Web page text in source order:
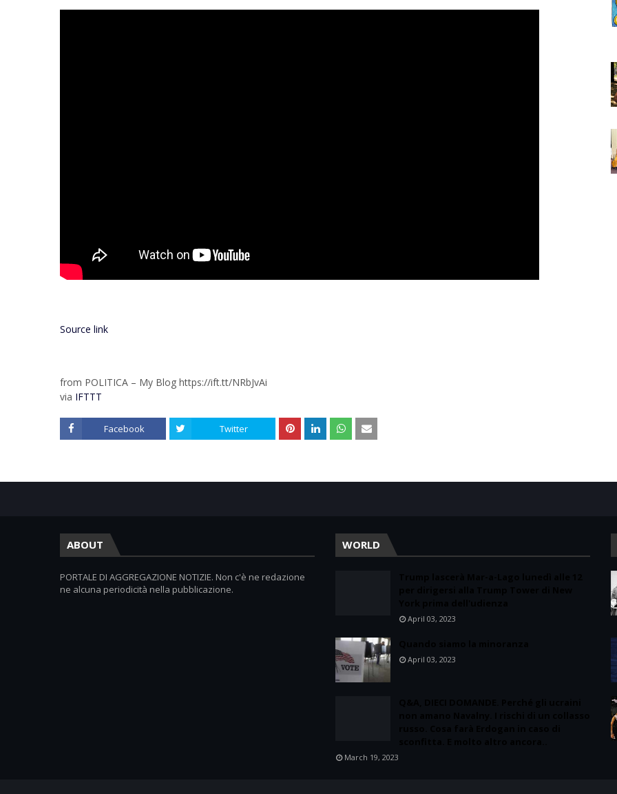
Source link
from POLITICA – My Blog https://ift.tt/NRbJvAi
via IFTTT
Facebook Twitter
ABOUT
PORTALE DI AGGREGAZIONE NOTIZIE. Non c'è ne redazione
ne alcuna periodicità nella pubblicazione.
WORLD
April 03, 2023
April 03, 2023
March 19, 2023